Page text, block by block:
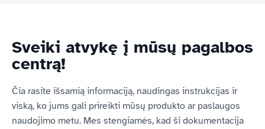
Sveiki atvykę į mūsų pagalbos
centrą!
Čia rasite išsamią informaciją, naudingas instrukcijas ir
viską, ko jums gali prireikti mūsų produkto ar paslaugos
naudojimo metu. Mes stengiamės, kad ši dokumentacija